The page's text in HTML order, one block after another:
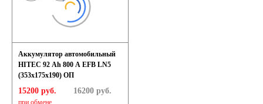
Аккумулятор автомобильный
HITEC 92 Ah 800 A EFB LN5
(353x175x190) ОП
15200 руб.
при обмене
16200руб.